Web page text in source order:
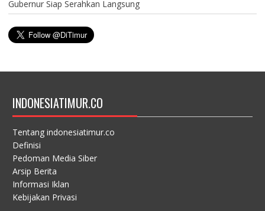
Gubernur Siap Serahkan Langsung
INDONESIATIMUR.CO
Tentang indonesiatimur.co
Definisi
Pedoman Media Siber
Arsip Berita
Informasi Iklan
Kebijakan Privasi